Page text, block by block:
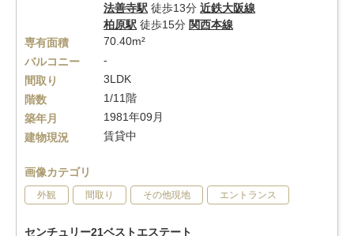
法善寺駅 徒歩13分 近鉄大阪線
柏原駅 徒歩15分 関西本線
専有面積
70.40m²
バルコニー
-
間取り
3LDK
階数
1/11階
築年月
1981年09月
建物現況
賃貸中
画像カテゴリ
外観 間取り その他現地 エントランス
センチュリー21ベストエステート